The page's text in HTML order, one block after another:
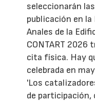
seleccionarán
publicación en
Anales de la
CONTART 2026
cita física. Hay
celebrada en
'Los
de